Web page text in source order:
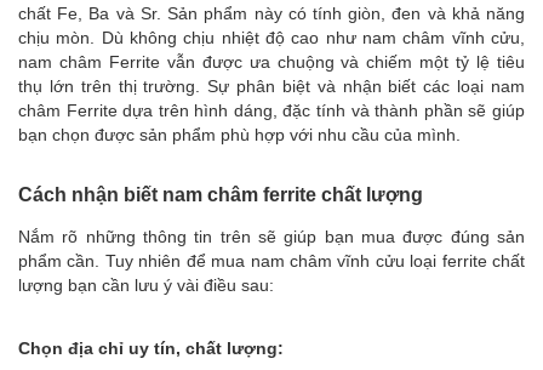
chất Fe, Ba và Sr. Sản phẩm này có tính giòn, đen và khả năng
chịu mòn. Dù không chịu nhiệt độ cao như nam châm vĩnh cửu,
nam châm Ferrite vẫn được ưa chuộng và chiếm một tỷ lệ tiêu
thụ lớn trên thị trường. Sự phân biệt và nhận biết các loại nam
châm Ferrite dựa trên hình dáng, đặc tính và thành phần sẽ giúp
bạn chọn được sản phẩm phù hợp với nhu cầu của mình.
Cách nhận biết nam châm ferrite chất lượng
Nắm rõ những thông tin trên sẽ giúp bạn mua được đúng sản
phẩm cần. Tuy nhiên để mua nam châm vĩnh cửu loại ferrite chất
lượng bạn cần lưu ý vài điều sau:
Chọn địa chỉ uy tín, chất lượng: